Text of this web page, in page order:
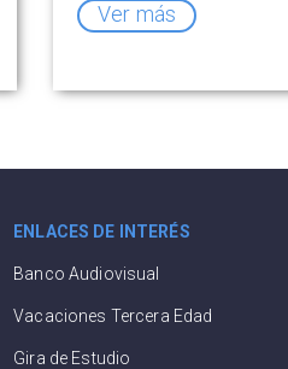
Ver más
ENLACES DE INTERÉS
Banco Audiovisual
Vacaciones Tercera Edad
Gira de Estudio